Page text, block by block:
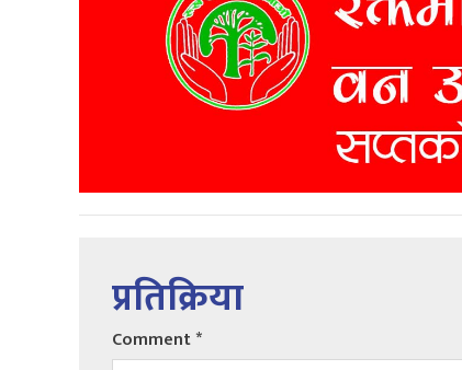
प्रतिक्रिया
Comment*